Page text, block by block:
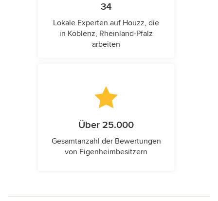
34
Lokale Experten auf Houzz, die
in Koblenz, Rheinland-Pfalz
arbeiten
Über 25.000
Gesamtanzahl der Bewertungen
von Eigenheimbesitzern